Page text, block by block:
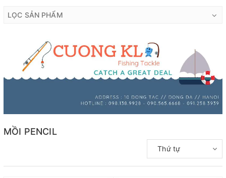
LỌC SẢN PHẨM
MỒI PENCIL
Thứ tự